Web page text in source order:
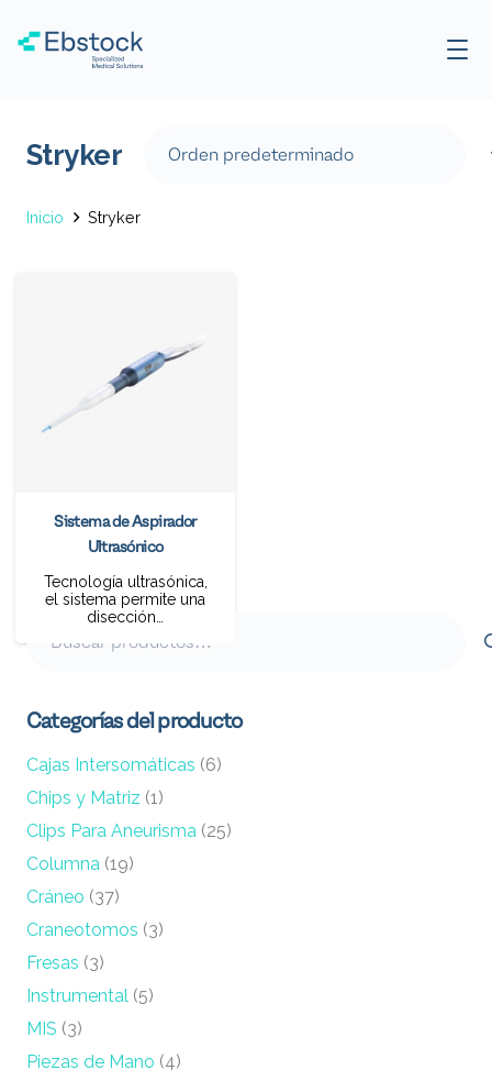
Stryker
Inicio Stryker
Sistema de Aspirador
Ultrasónico
Tecnología ultrasónica,
el sistema permite una
disección…
Categorías del producto
Cajas Intersomáticas (6)
Chips y Matriz (1)
Clips Para Aneurisma (25)
Columna (19)
Cráneo (37)
Craneotomos (3)
Fresas (3)
Instrumental (5)
MIS (3)
Piezas de Mano (4)